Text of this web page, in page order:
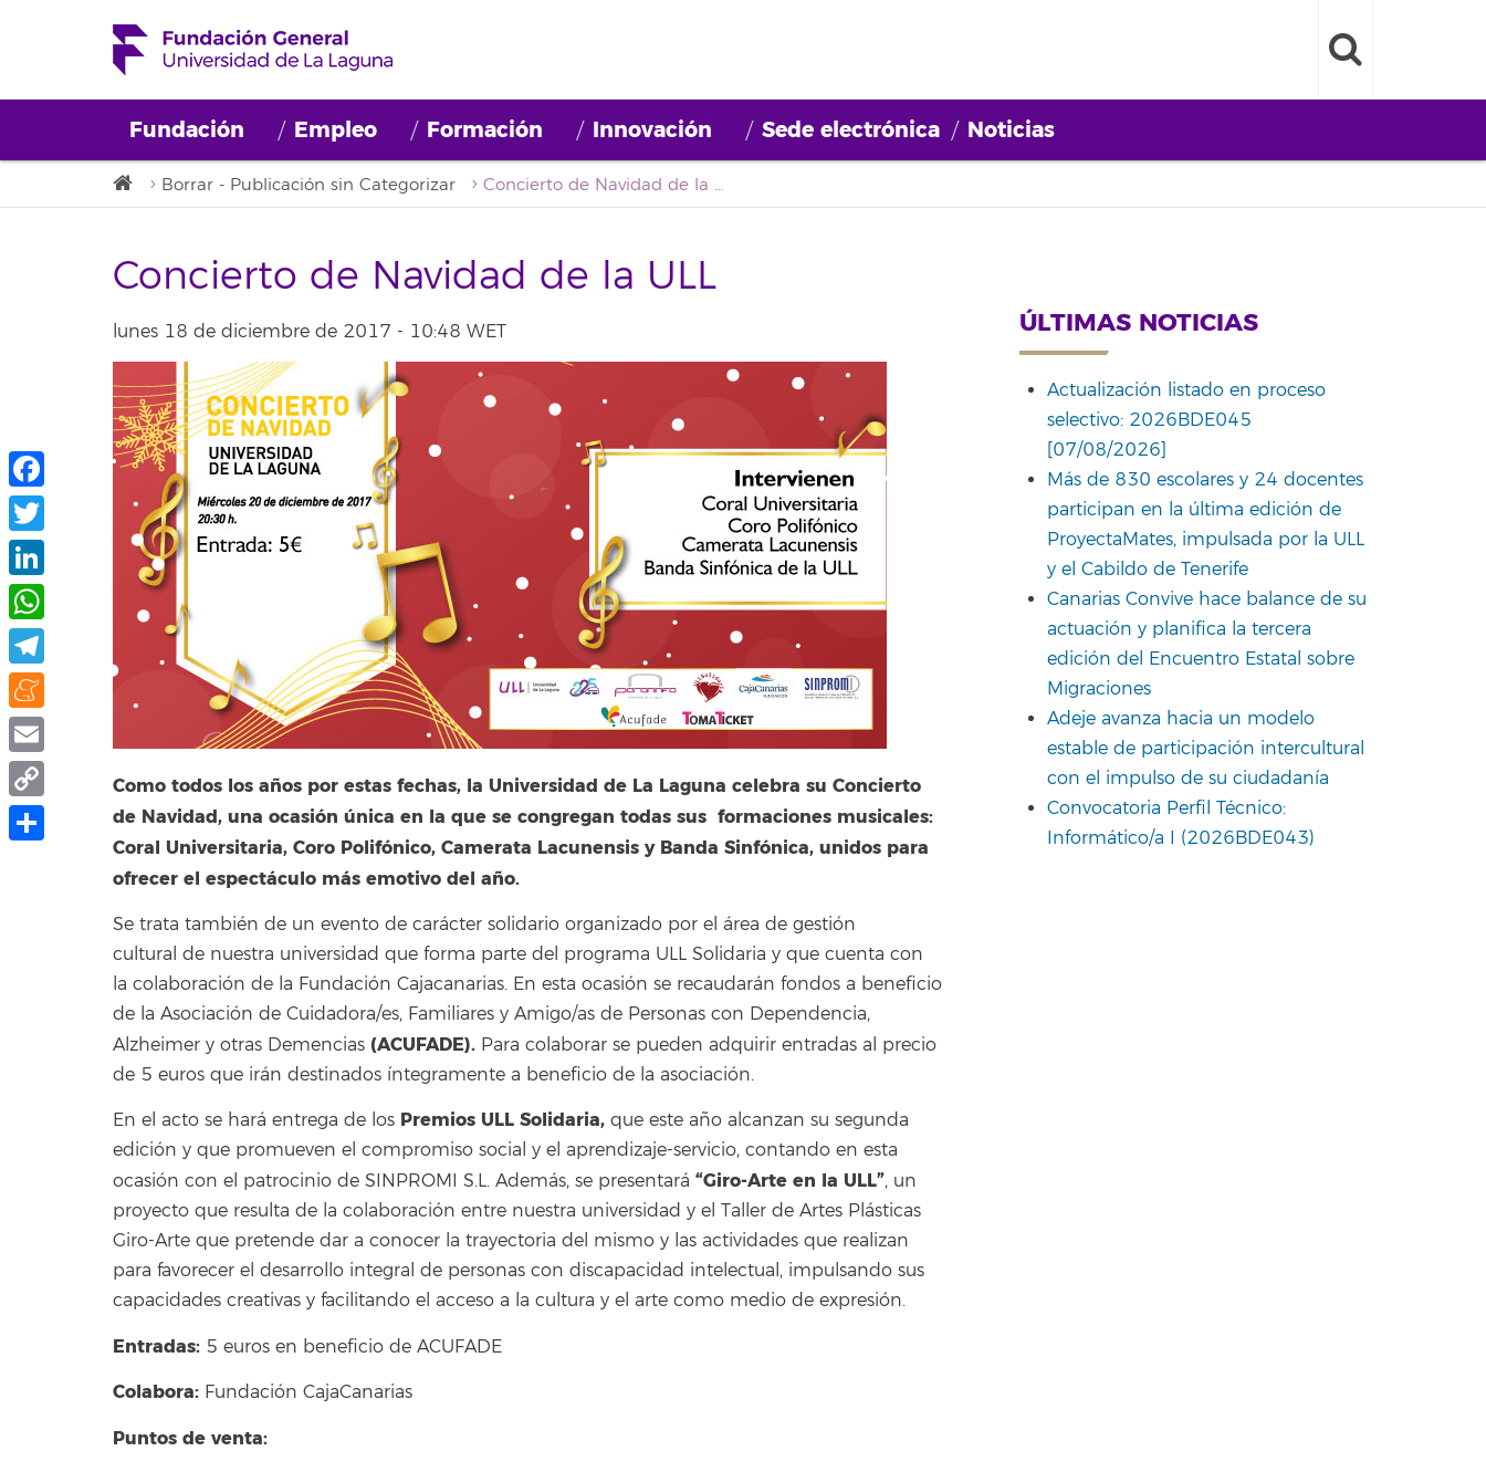
Fundación Empleo Formación Innovación Sede electrónica Noticias
Borrar - Publicación sin Categorizar Concierto de Navidad de la ULL
Concierto de Navidad de la ULL
lunes 18 de diciembre de 2017 - 10:48 WET
Como todos los años por estas fechas, la Universidad de La Laguna celebra su Concierto
de Navidad, una ocasión única en la que se congregan todas sus formaciones musicales:
Coral Universitaria, Coro Polifónico, Camerata Lacunensis y Banda Sinfónica, unidos para
ofrecer el espectáculo más emotivo del año.
Se trata también de un evento de carácter solidario organizado por el área de gestión
cultural de nuestra universidad que forma parte del programa ULL Solidaria y que cuenta con
la colaboración de la Fundación Cajacanarias. En esta ocasión se recaudarán fondos a beneficio
de la Asociación de Cuidadora/es, Familiares y Amigo/as de Personas con Dependencia,
Alzheimer y otras Demencias (ACUFADE). Para colaborar se pueden adquirir entradas al precio
de 5 euros que irán destinados íntegramente a beneficio de la asociación.
En el acto se hará entrega de los Premios ULL Solidaria, que este año alcanzan su segunda
edición y que promueven el compromiso social y el aprendizaje-servicio, contando en esta
ocasión con el patrocinio de SINPROMI S.L. Además, se presentará “Giro-Arte en la ULL”, un
proyecto que resulta de la colaboración entre nuestra universidad y el Taller de Artes Plásticas
Giro-Arte que pretende dar a conocer la trayectoria del mismo y las actividades que realizan
para favorecer el desarrollo integral de personas con discapacidad intelectual, impulsando sus
capacidades creativas y facilitando el acceso a la cultura y el arte como medio de expresión.
Entradas: 5 euros en beneficio de ACUFADE
Colabora: Fundación CajaCanarias
Puntos de venta:
ÚLTIMAS NOTICIAS
Actualización listado en proceso
selectivo: 2026BDE045
[07/08/2026]
Más de 830 escolares y 24 docentes
participan en la última edición de
ProyectaMates, impulsada por la ULL
y el Cabildo de Tenerife
Canarias Convive hace balance de su
actuación y planifica la tercera
edición del Encuentro Estatal sobre
Migraciones
Adeje avanza hacia un modelo
estable de participación intercultural
con el impulso de su ciudadanía
Convocatoria Perfil Técnico:
Informático/a I (2026BDE043)
Facebook
Twitter
LinkedIn
WhatsApp
Telegram
Meneame
Email
Copy